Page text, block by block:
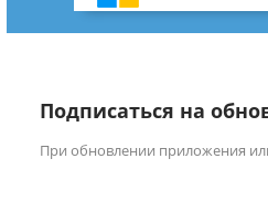
Подписаться на
При обновлении приложения